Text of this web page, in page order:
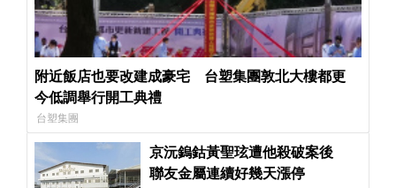
附近飯店也要改建成豪宅 台塑集團敦北大樓都更
今低調舉行開工典禮
台塑集團
京沅鎢鈷黃聖玹遭他殺破案後
聯友金屬連續好幾天漲停